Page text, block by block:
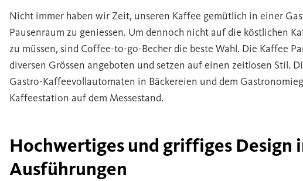
Nicht immer haben wir Zeit, unseren Kaffee gemütlich in einer
Pausenraum zu geniessen. Um dennoch nicht auf die köstlichen
zu müssen, sind Coffee-to-go-Becher die beste Wahl. Die Kaffee
diversen Grössen angeboten und setzen auf einen zeitlosen Stil.
Gastro-Kaffeevollautomaten in Bäckereien und dem
Kaffeestation auf dem Messestand.
Hochwertiges und griffiges Design
Ausführungen